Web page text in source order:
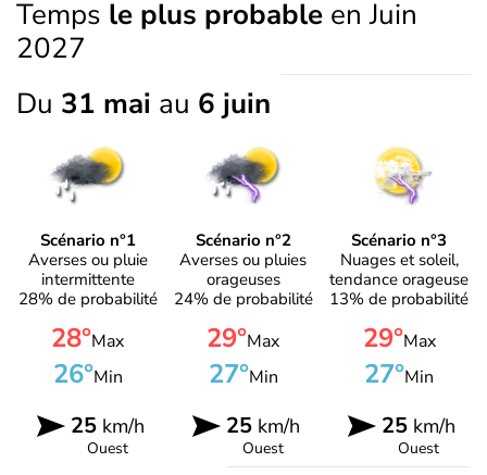
Temps le plus probable en Juin
2027
Du 31 mai au 6 juin
Scénario n°1
Averses ou pluie
intermittente
28% de probabilité
28°Max
26°Min
25km/h
Ouest
Scénario n°2
Averses ou pluies
orageuses
24% de probabilité
29°Max
27°Min
25km/h
Ouest
Scénario n°3
Nuages et soleil,
tendance orageuse
13% de probabilité
29°Max
27°Min
25 km/h
Ouest